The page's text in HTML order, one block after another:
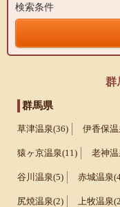
検索条件
群
群馬県
草津温泉(36) 伊香保
猿ヶ京温泉(11) 老神
谷川温泉(5) 赤城温泉
尻焼温泉(2) 上牧温泉